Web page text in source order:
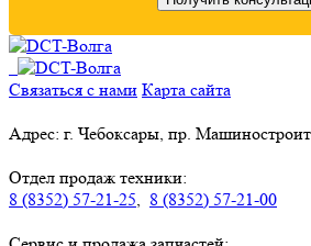
Связаться с нами Карта сайта
Адрес: г. Чебоксары, пр.
Отдел продаж техники:
8 (8352) 57-21-25
8 (8352) 57-21-00